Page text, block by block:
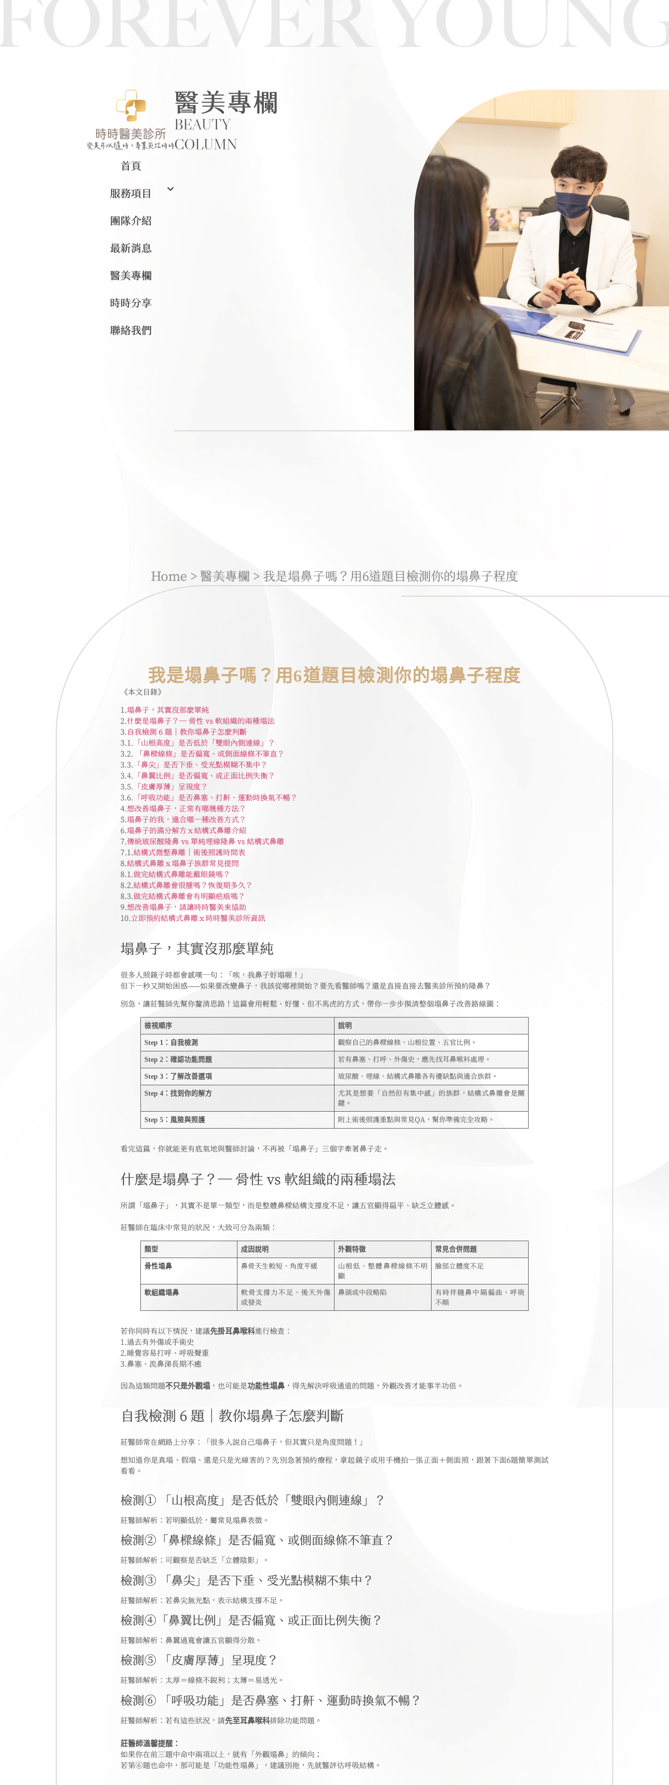
首頁
服務項目
團隊介紹
最新消息
醫美專欄
時時分享
聯絡我們
醫美專欄
BEAUTY
COLUMN
Home > 醫美專欄 > 我是塌鼻子嗎？用6道題目檢測你的塌鼻子程度
我是塌鼻子嗎？用6道題目檢測你的塌鼻子程度
《本文目錄》
1.塌鼻子，其實沒那麼單純
2.什麼是塌鼻子？— 骨性 vs 軟組織的兩種塌法
3. 自我檢測 6 題｜教你塌鼻子怎麼判斷
3.1.
「山根高度」是否低於「雙眼內側連線」？
3.2.
「鼻樑線條」是否偏寬、或側面線條不筆直？
3.3.
「鼻尖」是否下垂、受光點模糊不集中？
3.4.
「鼻翼比例」是否偏寬、或正面比例失衡？
3.5.
「皮膚厚薄」呈現度？
3.6.
「呼吸功能」是否鼻塞、打鼾、運動時換氣不暢？
4.想改善塌鼻子，正常有哪幾種方法？
5.塌鼻子的我，適合哪一種改善方式？
6.塌鼻子的滿分解方ｘ結構式鼻雕介紹
7.傳統玻尿酸隆鼻 vs 單純埋線隆鼻 vs 結構式鼻雕
7.1.結構式微整鼻雕｜術後照護時間表
8.結構式鼻雕ｘ塌鼻子族群常見提問
8.1.做完結構式鼻雕能戴眼鏡嗎？
8.2.結構式鼻雕會很腫嗎？恢復期多久？
8.3.做完結構式鼻雕會有明顯疤痕嗎？
9.想改善塌鼻子，請讓時時醫美來協助
10. 立即預約結構式鼻雕ｘ時時醫美診所資訊
塌鼻子，其實沒那麼單純
很多人照鏡子時都會感嘆一句：「唉，我鼻子好塌喔！」
但下一秒又開始困惑——如果要改變鼻子，我該從哪裡開始？要先看醫師嗎？還是直接直接去醫美診所預約隆鼻？
別急，讓莊醫師先幫你釐清思路！這篇會用輕鬆、好懂、但不馬虎的方式，帶你一步步摸清整個塌鼻子改善路線圖：
檢視順序 說明
Step 1：自我檢測 觀察自己的鼻樑線條、山根位置、五官比例。
Step 2：確認功能問題 若有鼻塞、打呼、外傷史，應先找耳鼻喉科處理。
Step 3：了解改善選項 玻尿酸、埋線、結構式鼻雕各有優缺點與適合族群。
Step 4：找到你的解方
尤其是想要「自然但有集中感」的族群，結構式鼻雕會是關
鍵。
Step 5：風險與照護 附上術後照護重點與常見QA，幫你準備完全攻略。
看完這篇，你就能更有底氣地與醫師討論，不再被「塌鼻子」三個字牽著鼻子走。
什麼是塌鼻子？— 骨性 vs 軟組織的兩種塌法
所謂「塌鼻子」，其實不是單一類型，而是整體鼻樑結構支撐度不足，讓五官顯得扁平、缺乏立體感。
莊醫師在臨床中常見的狀況，大致可分為兩類：
類型 成因說明 外觀特徵 常見合併問題
骨性塌鼻 鼻骨天生較短、角度平緩
山根低、整體鼻樑線條不明
顯
臉部立體度不足
軟組織塌鼻
軟骨支撐力不足、後天外傷
或發炎
鼻頭或中段略陷
有時伴隨鼻中隔偏曲、呼吸
不順
若你同時有以下情況，建議先掛耳鼻喉科進行檢查：
1.過去有外傷或手術史
2.睡覺容易打呼、呼吸聲重
3.鼻塞、流鼻涕長期不癒
因為這類問題不只是外觀塌 ，也可能是功能性塌鼻 ，得先解決呼吸通道的問題，外觀改善才能事半功倍。
自我檢測 6 題｜教你塌鼻子怎麼判斷
莊醫師常在網路上分享：「很多人說自己塌鼻子，但其實只是角度問題！」
想知道你是真塌、假塌、還是只是光線害的？先別急著預約療程，拿起鏡子或用手機拍一張正面＋側面照，跟著下面6題簡單測試
看看。
檢測① 「山根高度」是否低於「雙眼內側連線」？
莊醫師解析：若明顯低於，屬常見塌鼻表徵。
檢測②「鼻樑線條」是否偏寬、或側面線條不筆直？
莊醫師解析：可觀察是否缺乏「立體陰影」。
檢測③ 「鼻尖」是否下垂、受光點模糊不集中？
莊醫師解析：若鼻尖無光點，表示結構支撐不足。
檢測④「鼻翼比例」是否偏寬、或正面比例失衡？
莊醫師解析：鼻翼過寬會讓五官顯得分散。
檢測⑤ 「皮膚厚薄」呈現度？
莊醫師解析：太厚＝線條不銳利；太薄＝易透光。
檢測⑥ 「呼吸功能」是否鼻塞、打鼾、運動時換氣不暢？
莊醫師解析：若有這些狀況，請先至耳鼻喉科排除功能問題。
莊醫師溫馨提醒：
如果你在前三題中命中兩項以上，就有「外觀塌鼻」的傾向；
若第⑥題也命中，那可能是「功能性塌鼻」，建議別拖，先就醫評估呼吸結構。